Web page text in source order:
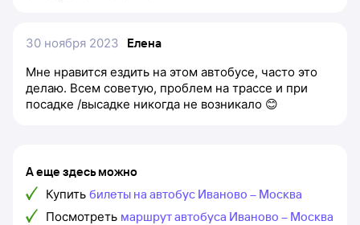
30 ноября 2023
Елена
Мне нравится ездить на этом автобусе, часто это
делаю. Всем советую, проблем на трассе и при
посадке /высадке никогда не возникало 😊
А еще здесь можно
Купить билеты на автобус Иваново – Москва
Посмотреть маршрут автобуса Иваново – Москва